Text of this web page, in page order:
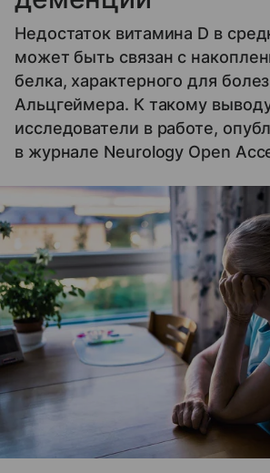
Недостаток витамина D в
может быть связан с
белка, характерного для
Альцгеймера. К такому
исследователи в работе,
в журнале Neurology Open